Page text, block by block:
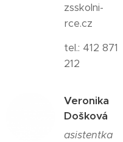
zsskolni-
rce.cz
tel.: 412 871
212
Veronika
Došková
asistentka